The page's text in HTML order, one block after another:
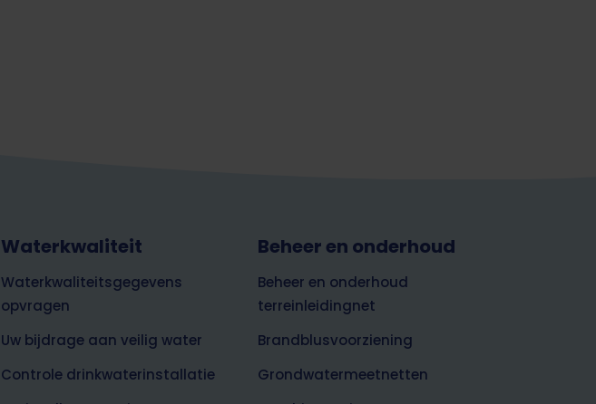
Waterkwaliteit
Waterkwaliteitsgegevens
opvragen
Uw bijdrage aan veilig water
Controle drinkwaterinstallatie
Beheer en onderhoud
Beheer en onderhoud
terreinleidingnet
Brandblusvoorziening
Grondwatermeetnetten